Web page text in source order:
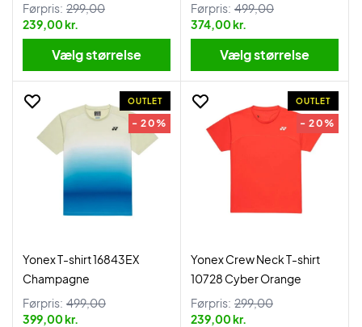
Førpris: 299,00
239,00 kr.
Vælg størrelse
Førpris: 499,00
374,00 kr.
Vælg størrelse
OUTLET
- 20%
Yonex T-shirt 16843EX
Champagne
Førpris: 499,00
399,00 kr.
OUTLET
- 20%
Yonex Crew Neck T-shirt
10728 Cyber Orange
Førpris: 299,00
239,00 kr.